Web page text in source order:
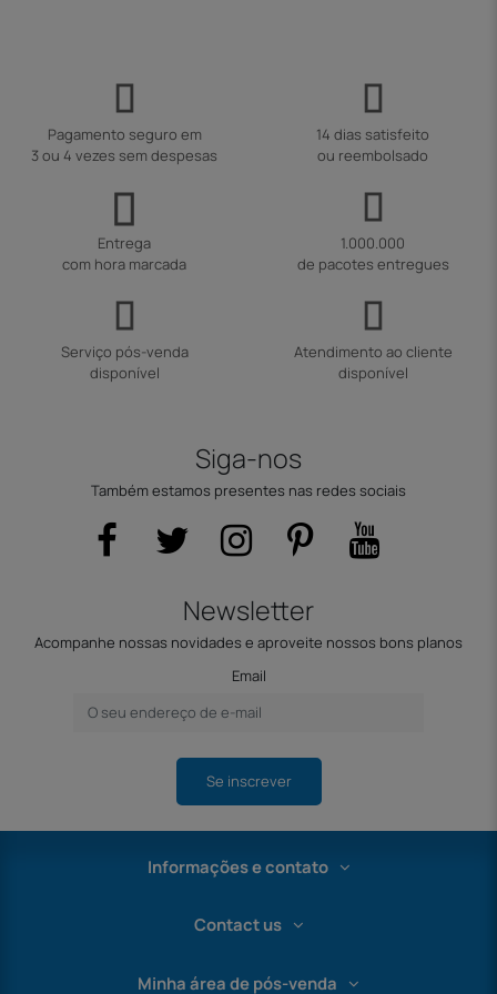
Pagamento seguro em
3 ou 4 vezes sem despesas
14 dias satisfeito
ou reembolsado
Entrega
com hora marcada
1.000.000
de pacotes entregues
Serviço pós-venda
disponível
Atendimento ao cliente
disponível
Siga-nos
Também estamos presentes nas redes sociais
Newsletter
Acompanhe nossas novidades e aproveite nossos bons planos
Email
Se inscrever
Informações e contato
Contact us
Minha área de pós-venda